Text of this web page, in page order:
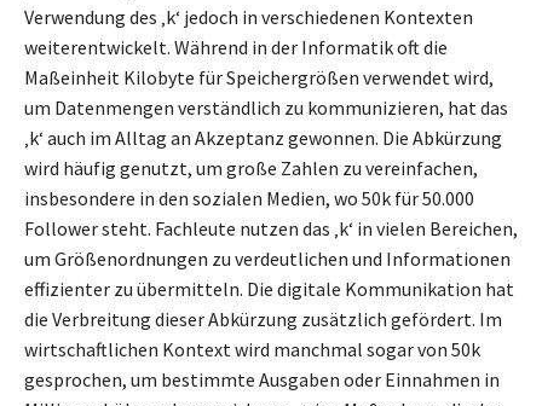
Verwendung des ‚k‘ jedoch in verschiedenen Kontexten
weiterentwickelt. Während in der Informatik oft die
Maßeinheit Kilobyte für Speichergrößen verwendet wird,
um Datenmengen verständlich zu kommunizieren, hat das
‚k‘ auch im Alltag an Akzeptanz gewonnen. Die Abkürzung
wird häufig genutzt, um große Zahlen zu vereinfachen,
insbesondere in den sozialen Medien, wo 50k für 50.000
Follower steht. Fachleute nutzen das ‚k‘ in vielen Bereichen,
um Größenordnungen zu verdeutlichen und Informationen
effizienter zu übermitteln. Die digitale Kommunikation hat
die Verbreitung dieser Abkürzung zusätzlich gefördert. Im
wirtschaftlichen Kontext wird manchmal sogar von 50k
gesprochen, um bestimmte Ausgaben oder Einnahmen in